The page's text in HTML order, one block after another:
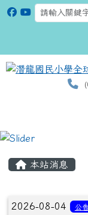
本站消息
文章列表
2026-08-04 公